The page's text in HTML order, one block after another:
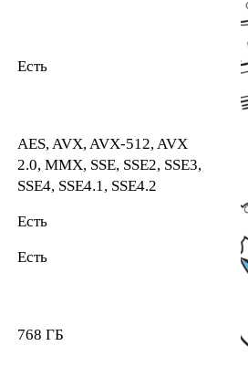
Есть
AES, AVX, AVX-512, AVX
2.0, MMX, SSE, SSE2, SSE3,
SSE4, SSE4.1, SSE4.2
Есть
Есть
768 ГБ